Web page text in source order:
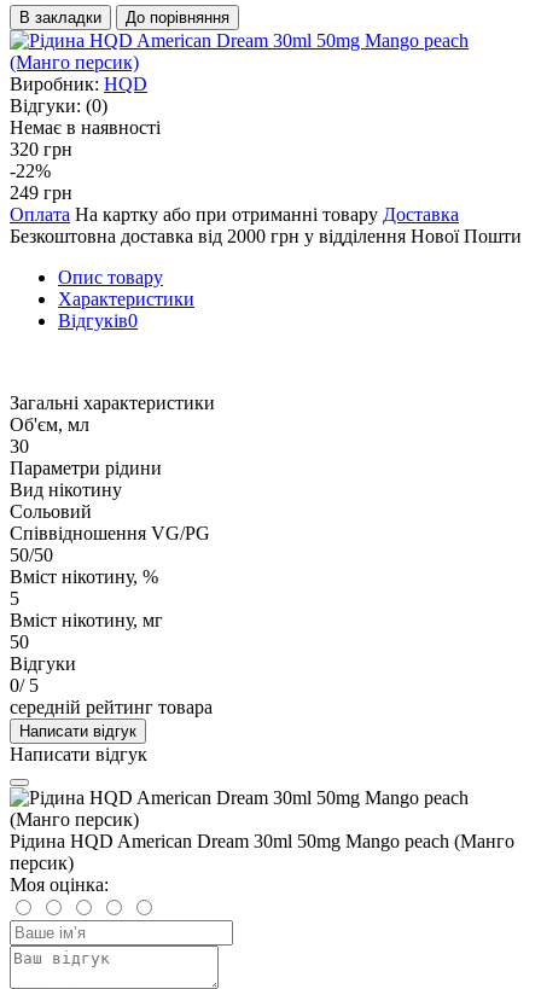
В закладки До порівняння
Виробник: HQD
Відгуки: (0)
Немає в наявності
320 грн
-22%
249 грн
Оплата На картку або при отриманні товару Доставка
Безкоштовна доставка від 2000 грн у відділення Нової Пошти
Опис товару
Характеристики
Відгуків0
Загальні характеристики
Об'єм, мл
30
Параметри рідини
Вид нікотину
Сольовий
Співвідношення VG/PG
50/50
Вміст нікотину, %
5
Вміст нікотину, мг
50
Відгуки
0/ 5
середній рейтинг товара
Написати відгук
Написати відгук
Рідина HQD American Dream 30ml 50mg Mango peach (Манго
персик)
Моя оцінка: